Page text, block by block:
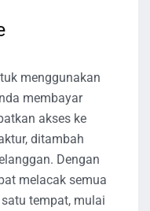
menggunakan
membayar
akses ke
ditambah
Dengan
melacak semua
tempat, mulai